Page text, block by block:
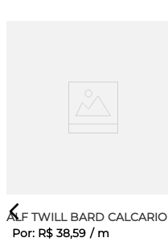
ALF TWILL BARD CALCARIO
Por: R$ 38,59 / m